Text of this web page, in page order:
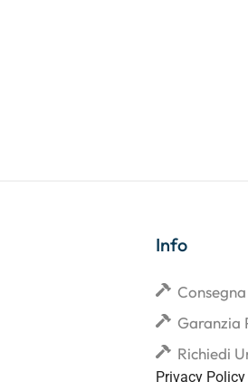
Info
Consegna
Garanzia
Richiedi
Privacy Policy